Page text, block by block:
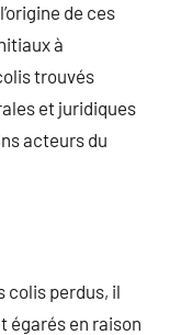
de ces
à
trouvés
et juridiques
acteurs du
colis perdus, il
égarés en raison